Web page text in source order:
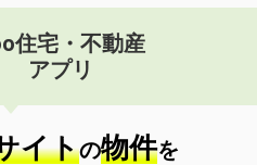
住宅・不動産
アプリ
イトの物件を